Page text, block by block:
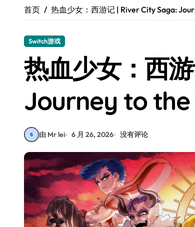
星球大战前传1：绝地力量之战
阿瑞亚之旅 Worlds of Aria
阿喀琉斯：传说未竟之谜
小镇惊魂：重制版合集
首页 热血少女：西游记 | River City Saga:
Switch游戏
热血少女：西
Journey to the
由 Mr lei 6 月 26, 2026 没有评论